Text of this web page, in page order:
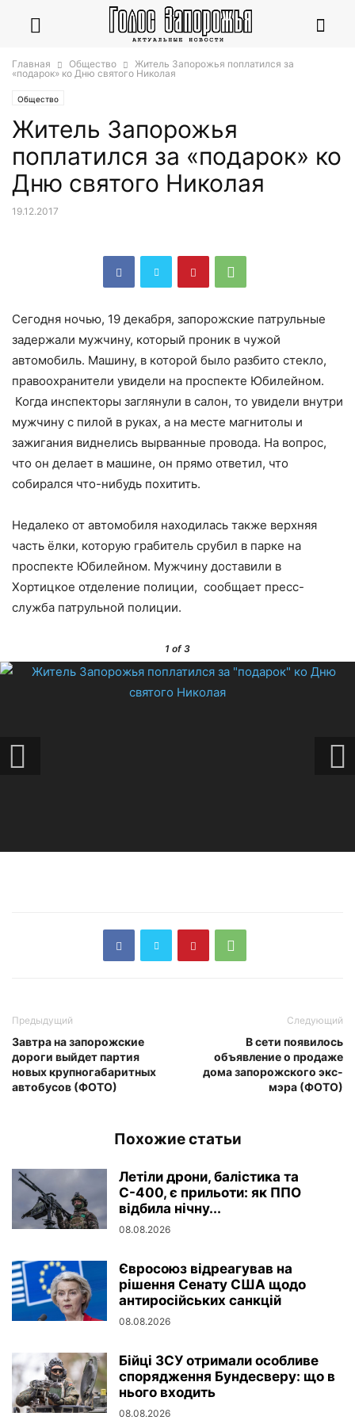
Главная Общество
Житель Запорожья поплатился за
«подарок» ко Дню святого Николая
Общество
Житель Запорожья
поплатился за «подарок» ко
Дню святого Николая
19.12.2017
Сегодня ночью, 19 декабря, запорожские патрульные
задержали мужчину, который проник в чужой
автомобиль. Машину, в которой было разбито стекло,
правоохранители увидели на проспекте Юбилейном.
Когда инспекторы заглянули в салон, то увидели внутри
мужчину с пилой в руках, а на месте магнитолы и
зажигания виднелись вырванные провода. На вопрос,
что он делает в машине, он прямо ответил, что
собирался что-нибудь похитить.
Недалеко от автомобиля находилась также верхняя
часть ёлки, которую грабитель срубил в парке на
проспекте Юбилейном. Мужчину доставили в
Хортицкое отделение полиции, сообщает пресс-
служба патрульной полиции.
1 of 3
Предыдущий
Завтра на запорожские
дороги выйдет партия
новых крупногабаритных
автобусов (ФОТО)
Следующий
В сети появилось
объявление о продаже
дома запорожского экс-
мэра (ФОТО)
Похожие статьи
Летіли дрони, балістика та
С-400, є прильоти: як ППО
відбила нічну...
08.08.2026
Євросоюз відреагував на
рішення Сенату США щодо
антиросійських санкцій
08.08.2026
Бійці ЗСУ отримали особливе
спорядження Бундесверу: що в
нього входить
08.08.2026